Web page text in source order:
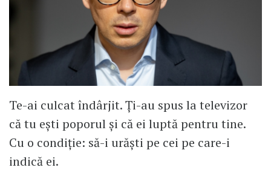
Te-ai culcat îndârjit. Ți-au spus la televizor
că tu ești poporul și că ei luptă pentru tine.
Cu o condiție: să-i urăști pe cei pe care-i
indică ei.